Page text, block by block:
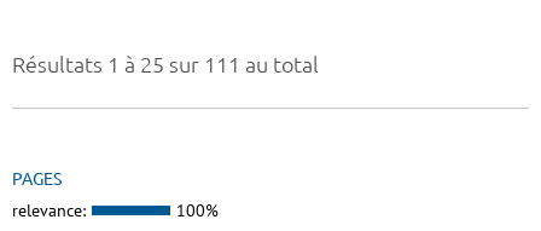
Résultats 1 à 25 sur 111 au total
PAGES
relevance: 100%